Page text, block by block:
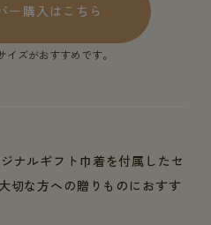
ー購入はこちら
ズがおすすめです。
ナルギフト巾着を付属したセ
切な方への贈りものにおすす